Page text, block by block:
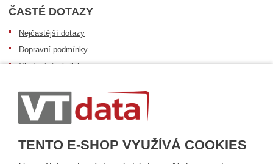
TENTO E-SHOP VYUŽÍVÁ COOKIES
ČASTÉ DOTAZY
Nejčastější dotazy
Dopravní podmínky
Sledování zásilek
Informace k dostupnosti zboží
Obecné informace